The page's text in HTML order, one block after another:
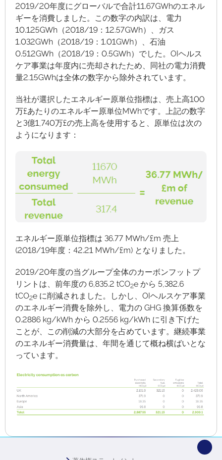
2019/20年度にグローバルで合計11.67GWhのエネル
ギーを消費しました。この数字の内訳は、電力
10.125GWh（2018/19：12.57GWh）、ガス
1.032GWh（2018/19：1.01GWh）、石油
0.512GWh（2018/19：0.5GWh）でした。OIヘルス
ケア事業は年度内に売却されたため、同社の電力消費
量2.15GWhは全体の数字から除外されています。
当社が選択したエネルギー原単位指標は、売上高100
万£あたりのエネルギー原単位MWhです。上記の数字
と3億1,740万£の売上高を使用すると、原単位は次の
ようになります：
エネルギー原単位指標は 36.77 MWh/£m 売上
(2018/19年度：42.21 MWh/£m) となりました。
2019/20年度の当グループ全体のカーボンフットプ
リントは、前年度の 6,835.2 tCO2e から 5,382.6
tCO2e に削減されました。しかし、OIヘルスケア事業
のエネルギー消費を除外し、電力の GHG 換算係数を
0.2886 kg/kWh から 0.2556 kg/kWh に引き下げた
ことが、この削減の大部分を占めています。継続事業
のエネルギー消費量は、年間を通じて概ね横ばいとな
っています。